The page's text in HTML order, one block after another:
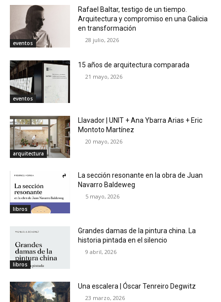
eventos
Rafael Baltar, testigo de un tiempo.
Arquitectura y compromiso en una Galicia
en transformación
28 julio, 2026
eventos
15 años de arquitectura comparada
21 mayo, 2026
arquitectura
Llavador | UNIT + Ana Ybarra Arias + Eric
Montoto Martínez
20 mayo, 2026
libros
La sección resonante en la obra de Juan
Navarro Baldeweg
5 mayo, 2026
libros
Grandes damas de la pintura china. La
historia pintada en el silencio
9 abril, 2026
Una escalera | Óscar Tenreiro Degwitz
23 marzo, 2026